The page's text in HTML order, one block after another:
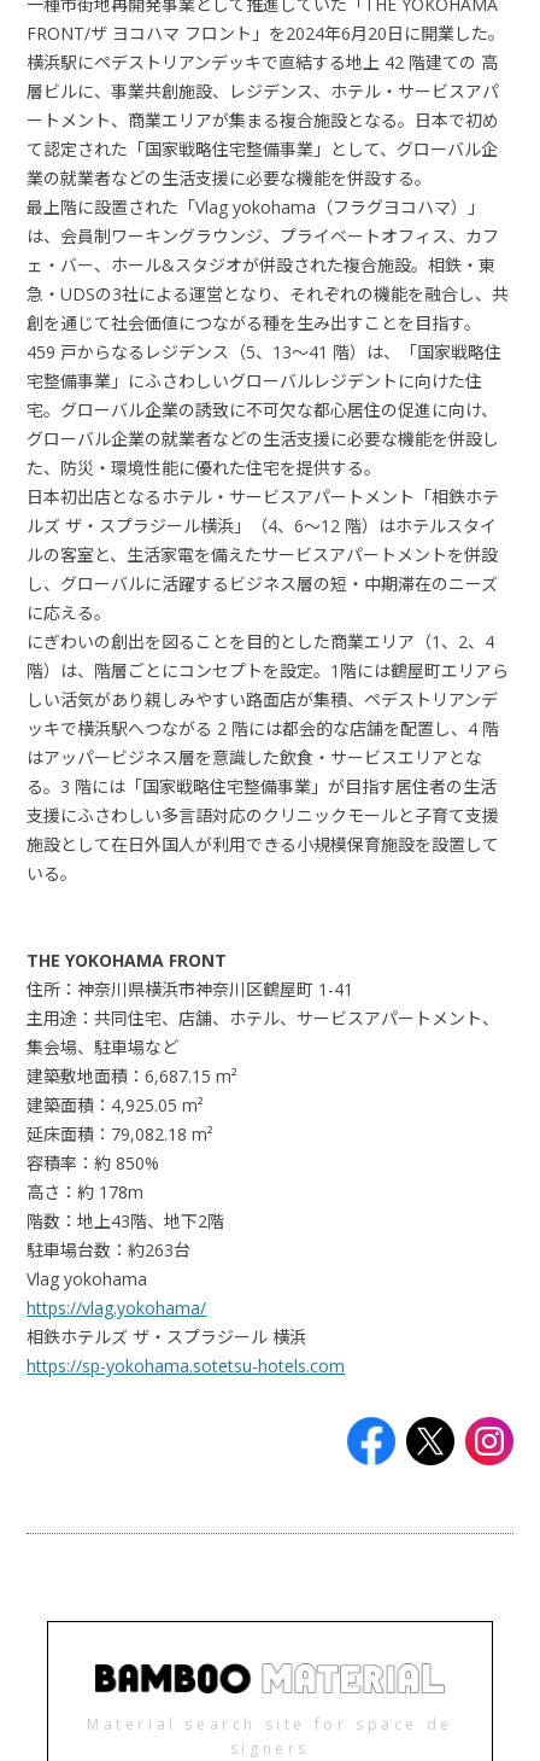
FRONT/ザ ヨコハマ フロント」を2024年6月20日に開業した。
横浜駅にペデストリアンデッキで直結する地上 42 階建ての 高
層ビルに、事業共創施設、レジデンス、ホテル・サービスアパ
ートメント、商業エリアが集まる複合施設となる。日本で初め
て認定された「国家戦略住宅整備事業」として、グローバル企
業の就業者などの生活支援に必要な機能を併設する。
最上階に設置された「Vlag yokohama（フラグヨコハマ）」
は、会員制ワーキングラウンジ、プライベートオフィス、カフ
ェ・バー、ホール&スタジオが併設された複合施設。相鉄・東
急・UDSの3社による運営となり、それぞれの機能を融合し、共
創を通じて社会価値につながる種を生み出すことを目指す。
459 戸からなるレジデンス（5、13～41 階）は、「国家戦略住
宅整備事業」にふさわしいグローバルレジデントに向けた住
宅。グローバル企業の誘致に不可欠な都心居住の促進に向け、
グローバル企業の就業者などの生活支援に必要な機能を併設し
た、防災・環境性能に優れた住宅を提供する。
日本初出店となるホテル・サービスアパートメント「相鉄ホテ
ルズ ザ・スプラジール横浜」（4、6～12 階）はホテルスタイ
ルの客室と、生活家電を備えたサービスアパートメントを併設
し、グローバルに活躍するビジネス層の短・中期滞在のニーズ
に応える。
にぎわいの創出を図ることを目的とした商業エリア（1、2、4
階）は、階層ごとにコンセプトを設定。1階には鶴屋町エリアら
しい活気があり親しみやすい路面店が集積、ペデストリアンデ
ッキで横浜駅へつながる 2 階には都会的な店舗を配置し、4 階
はアッパービジネス層を意識した飲食・サービスエリアとな
る。3 階には「国家戦略住宅整備事業」が目指す居住者の生活
支援にふさわしい多言語対応のクリニックモールと子育て支援
施設として在日外国人が利用できる小規模保育施設を設置して
いる。
THE YOKOHAMA FRONT
住所：神奈川県横浜市神奈川区鶴屋町 1-41
主用途：共同住宅、店舗、ホテル、サービスアパートメント、
集会場、駐車場など
建築敷地面積：6,687.15 m²
建築面積：4,925.05 m²
延床面積：79,082.18 m²
容積率：約 850%
高さ：約 178m
階数：地上43階、地下2階
駐車場台数：約263台
Vlag yokohama
https://vlag.yokohama/
相鉄ホテルズ ザ・スプラジール 横浜
https://sp-yokohama.sotetsu-hotels.com
Material search site for space de
signers